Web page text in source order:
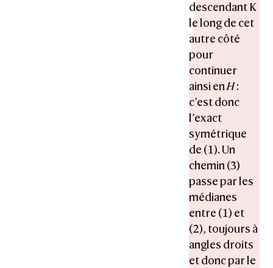
descendant K
le long de cet
autre côté
pour
continuer
ainsi enH:
c’est donc
l’exact
symétrique
de (1). Un
chemin (3)
passe par les
médianes
entre (1) et
(2), toujours à
angles droits
et donc par le